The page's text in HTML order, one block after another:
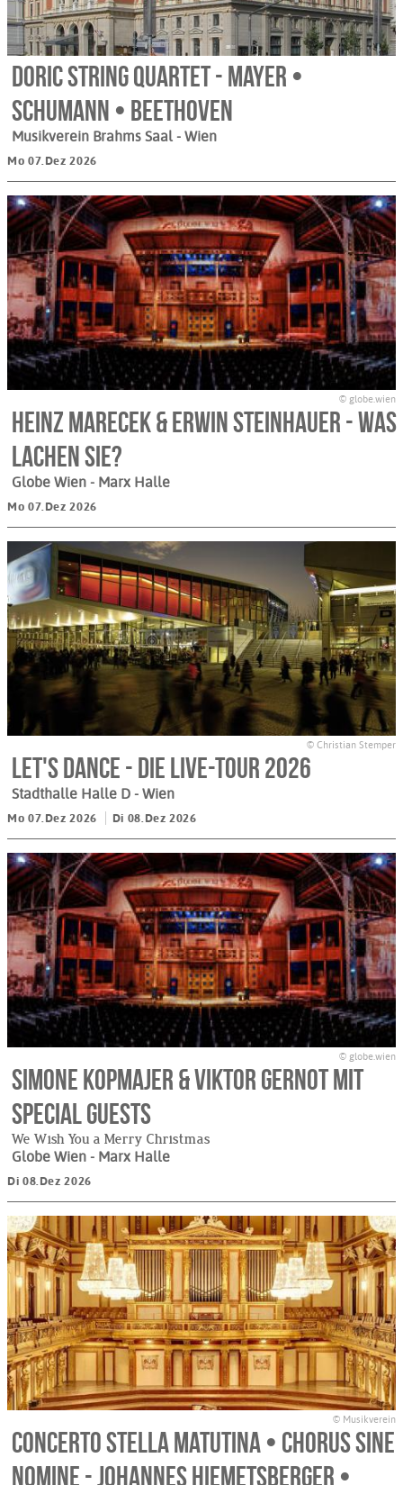
Doric String Quartet - Mayer •
Schumann • Beethoven
Musikverein Brahms Saal - Wien
Mo 07.Dez 2026
© globe.wien
Heinz Marecek & Erwin Steinhauer - Was
lachen Sie?
Globe Wien - Marx Halle
Mo 07.Dez 2026
© Christian Stemper
Let's Dance - DIE LIVE-TOUR 2026
Stadthalle Halle D - Wien
Mo 07.Dez 2026 Di 08.Dez 2026
© globe.wien
Simone Kopmajer & Viktor Gernot mit
Special Guests
We Wish You a Merry Christmas
Globe Wien - Marx Halle
Di 08.Dez 2026
© Musikverein
Concerto Stella Matutina • Chorus sine
nomine - Johannes Hiemetsberger •